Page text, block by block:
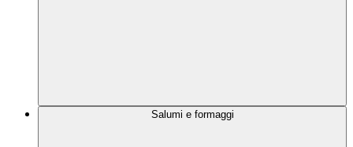
Salumi e formaggi